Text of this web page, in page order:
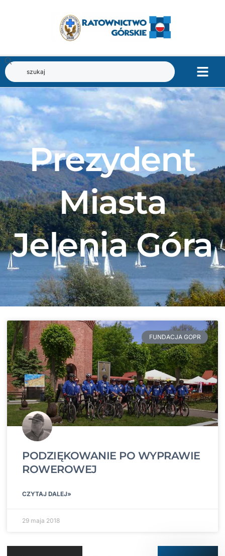
Prezydent
Miasta
Jelenia Góra
FUNDACJA GOPR
PODZIĘKOWANIE PO WYPRAWIE
ROWEROWEJ
CZYTAJ DALEJ»
29 maja 2018